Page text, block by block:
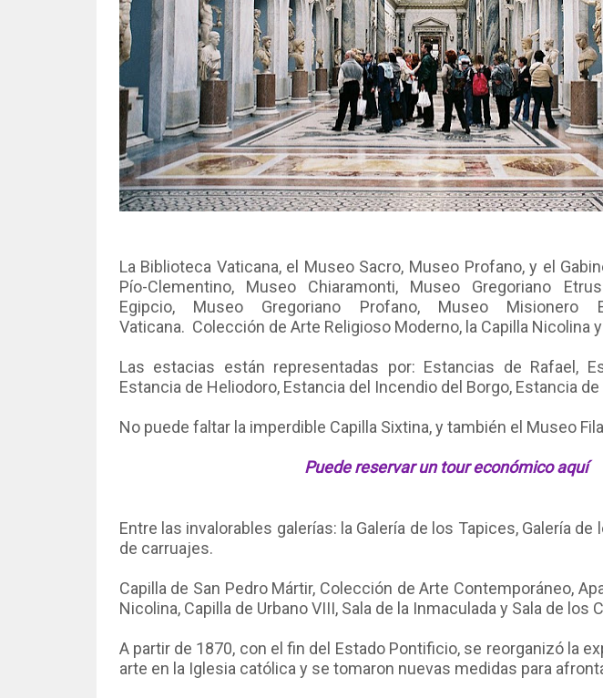
La Biblioteca Vaticana, el Museo Sacro, Museo Profano, y el
Pío-Clementino, Museo Chiaramonti, Museo Gregoriano
Egipcio, Museo Gregoriano Profano, Museo Misionero
Vaticana. Colección de Arte Religioso Moderno, la Capilla Nicolina
Las estacias están representadas por: Estancias de Rafael,
Estancia de Heliodoro, Estancia del Incendio del Borgo, Estancia
No puede faltar la imperdible Capilla Sixtina, y también el Museo
Puede reservar un tour económico aquí
Entre las invalorables galerías: la Galería de los Tapices, Galería
de carruajes.
Capilla de San Pedro Mártir, Colección de Arte Contemporáneo,
Nicolina, Capilla de Urbano VIII, Sala de la Inmaculada y Sala de los
A partir de 1870, con el fin del Estado Pontificio, se reorganizó la
arte en la Iglesia católica y se tomaron nuevas medidas para